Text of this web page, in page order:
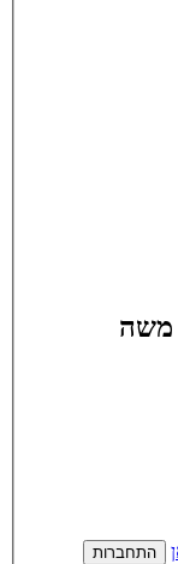
משה
התחברות